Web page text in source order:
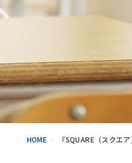
HOME 『SQUARE（スクエ